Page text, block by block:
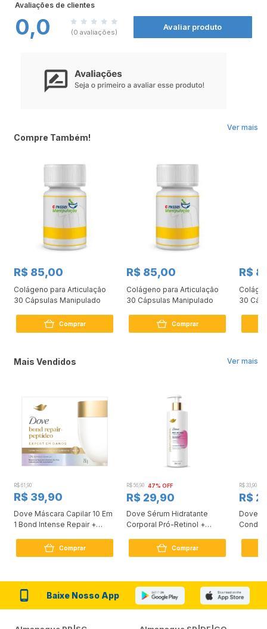
Avaliações de clientes
0,0 (0 avaliações)
Avaliar produto
Ver mais
Compre Também!
R$ 85,00
Colágeno para Articulação
30 Cápsulas Manipulado
Comprar
R$ 85,00
Colágeno para Articulação
30 Cápsulas Manipulado
Comprar
R$
30
Ver mais
Mais Vendidos
R$ 61,90
R$ 39,90
Dove Máscara Capilar 10 Em
1 Bond Intense Repair +
Comprar
R$ 56,90 47% OFF
R$ 29,90
Dove Sérum Hidratante
Corporal Pró-Retinol +
Comprar
R$ 33,90
R$
Dove
Baixe Nosso App